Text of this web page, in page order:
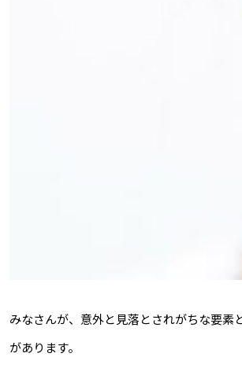
みなさんが、意外と見落とされがちな要素
があります。